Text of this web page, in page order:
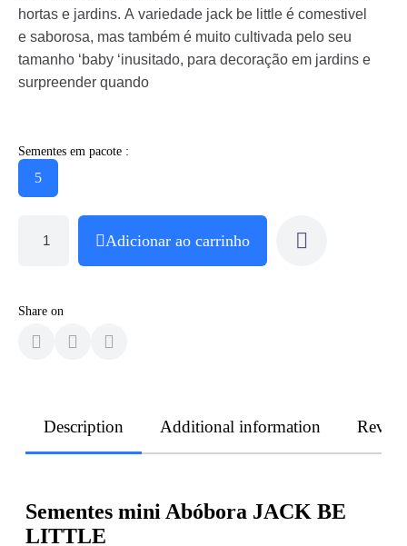
hortas e jardins. A variedade jack be little é comestivel
e saborosa, mas também é muito cultivada pelo seu
tamanho ‘baby ‘inusitado, para decoração em jardins e
surpreender quando
Sementes em pacote :
5
Adicionar ao carrinho
Share on
Description Additional information
Sementes mini Abóbora JACK BE
LITTLE